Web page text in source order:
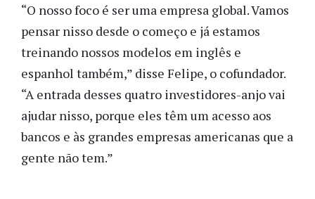
“O nosso foco é ser uma empresa global. Vamos
pensar nisso desde o começo e já estamos
treinando nossos modelos em inglês e
espanhol também,” disse Felipe, o cofundador.
“A entrada desses quatro investidores-anjo vai
ajudar nisso, porque eles têm um acesso aos
bancos e às grandes empresas americanas que a
gente não tem.”